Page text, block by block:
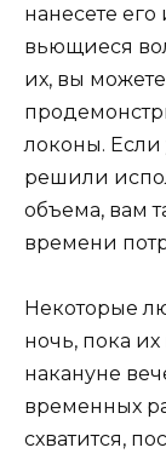
нанесете
вьющиеся
их, вы
локоны.
решили
объема, вам
времени
Некоторые
ночь, пока
накануне
временных
схватится,